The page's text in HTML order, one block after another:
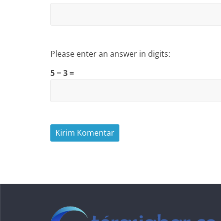
Please enter an answer in digits:
5 − 3 =